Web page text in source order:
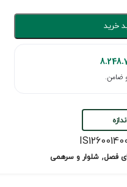
خرید
فصل, شلوار و سرهمی